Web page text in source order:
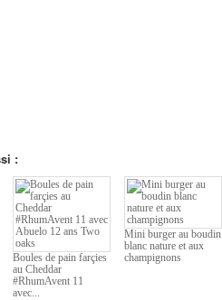
:
Boules de pain farçies
au Cheddar
#RhumAvent 11
avec...
Mini burger au boudin
blanc nature et aux
champignons